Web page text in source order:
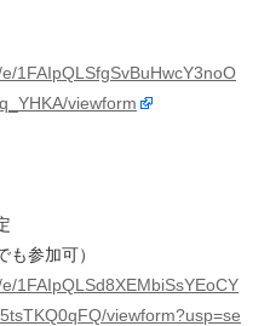
1FAIpQLSfgSvBuHwcY3noO
viewform
参加可）
1FAIpQLSd8XEMbiSsYEoCY
viewform?usp=se